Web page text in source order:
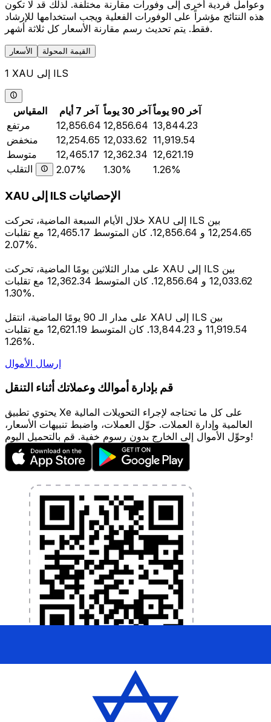
وعوامل فردية أخرى إلى وفورات مقارنة مختلفة. لذلك قد لا تكون
هذه النتائج مؤشراً على الوفورات الفعلية ويجب استخدامها للإرشاد
فقط. يتم تحديث رسم مقارنة الأسعار كل ثلاثة أشهر.
الأسعار القيمة المحولة
1 XAU إلى ILS
المقياس آخر 7 أيام آخر 30 يوماً
آخر 90 يوماً
مرتفع
12,856.64 12,856.64 13,844.23
منخفض
12,254.65 12,033.62 11,919.54
متوسط
12,465.17 12,362.34 12,621.19
التقلب
2.07% 1.30% 1.26%
XAU إلى ILS الإحصائيات
خلال الأيام السبعة الماضية، تحركت XAU إلى ILS بين
12,254.65 و 12,856.64. كان المتوسط 12,465.17 مع تقلبات
2.07%.
على مدار الثلاثين يومًا الماضية، تحركت XAU إلى ILS بين
12,033.62 و 12,856.64. كان المتوسط 12,362.34 مع تقلبات
1.30%.
على مدار الـ 90 يومًا الماضية، انتقل XAU إلى ILS بين
11,919.54 و 13,844.23. كان المتوسط 12,621.19 مع تقلبات
1.26%.
إرسال الأموال
قم بإدارة أموالك وعملاتك أثناء التنقل
يحتوي تطبيق Xe على كل ما تحتاجه لإجراء التحويلات المالية
العالمية وإدارة العملات. حوِّل العملات، واضبط تنبيهات الأسعار،
وحوِّل الأموال إلى الخارج بدون رسوم خفية. قم بالتحميل اليوم!